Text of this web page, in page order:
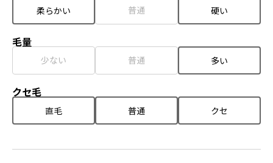
柔らかい 普通 硬い
毛量
少ない 普通 多い
クセ毛
直毛 普通 クセ